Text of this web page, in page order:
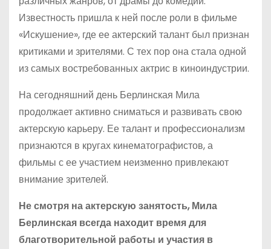
Известность пришла к ней после роли в фильме
«Искушение», где ее актерский талант был признан
критиками и зрителями. С тех пор она стала одной
из самых востребованных актрис в киноиндустрии.
На сегодняшний день Берлинская Мила
продолжает активно сниматься и развивать свою
актерскую карьеру. Ее талант и профессионализм
признаются в кругах кинематографистов, а
фильмы с ее участием неизменно привлекают
внимание зрителей.
Не смотря на актерскую занятость, Мила
Берлинская всегда находит время для
благотворительной работы и участия в